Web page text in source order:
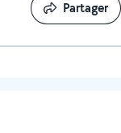
Partager
Partager